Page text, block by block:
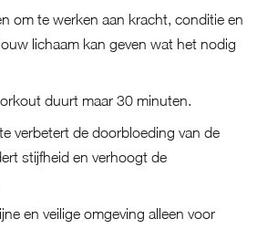
om te werken aan kracht, conditie en
lichaam kan geven wat het nodig
duurt maar 30 minuten.
verbetert de doorbloeding van de
stijfheid en verhoogt de
en veilige omgeving alleen voor